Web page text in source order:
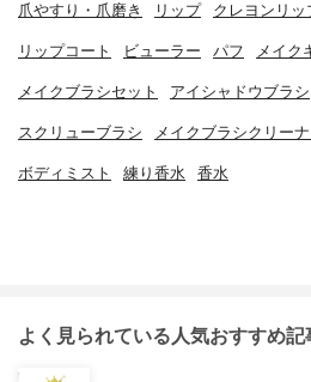
爪やすり・爪磨き リップ クレヨンリッ
リップコート ビューラー パフ メイク
メイクブラシセット アイシャドウブラシ
スクリューブラシ メイクブラシクリー
ボディミスト 練り香水 香水
よく見られている人気おすすめ記